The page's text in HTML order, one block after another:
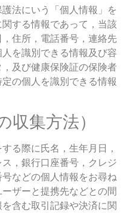
法にいう「個人情報」を
する情報であって，当該
住所，電話番号，連絡先
を識別できる情報及び容
及び健康保険証の保険者
の個人を識別できる情報
収集方法）
る際に氏名，生年月日，
，銀行口座番号，クレジ
などの個人情報をお尋ね
ザーと提携先などとの間
含む取引記録や決済に関